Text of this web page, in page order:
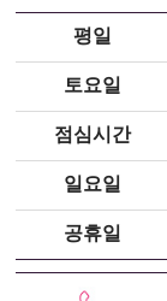
평일
토요일
점심시간
일요일
공휴일